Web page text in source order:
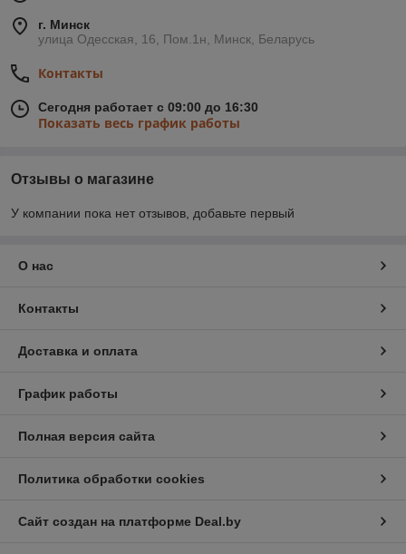
г. Минск
улица Одесская, 16, Пом.1н, Минск, Беларусь
Контакты
Сегодня работает с 09:00 до 16:30
Показать весь график работы
Отзывы о магазине
У компании пока нет отзывов, добавьте первый
О нас
Контакты
Доставка и оплата
График работы
Полная версия сайта
Политика обработки cookies
Сайт создан на платформе Deal.by